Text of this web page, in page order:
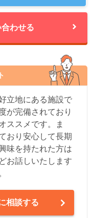
わせる
立地にある施設で
が完備されており
ススメです。ま
おり安心して長期
味を持たれた方は
お話しいたします
相談する